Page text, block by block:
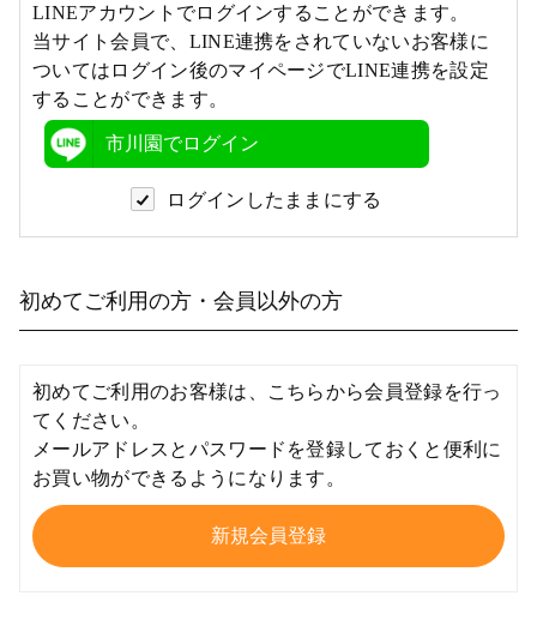
LINEアカウントでログインすることができます。
当サイト会員で、LINE連携をされていないお客様に
ついてはログイン後のマイページでLINE連携を設定
することができます。
市川園でログイン
ログインしたままにする
初めてご利用の方・会員以外の方
初めてご利用のお客様は、こちらから会員登録を行っ
てください。
メールアドレスとパスワードを登録しておくと便利に
お買い物ができるようになります。